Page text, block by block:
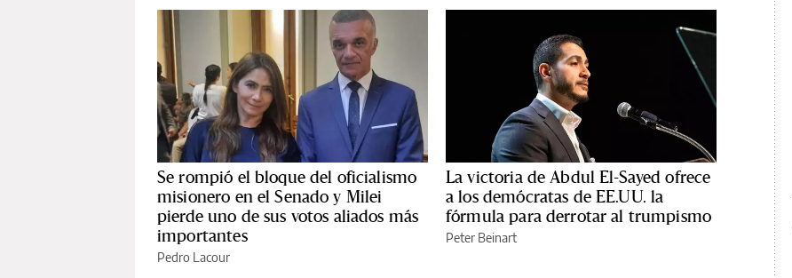
Se rompió el bloque del oficialismo
misionero en el Senado y Milei
pierde uno de sus votos aliados más
importantes
Pedro Lacour
La victoria de Abdul El-Sayed ofrece
a los demócratas de EE.UU. la
fórmula para derrotar al trumpismo
Peter Beinart